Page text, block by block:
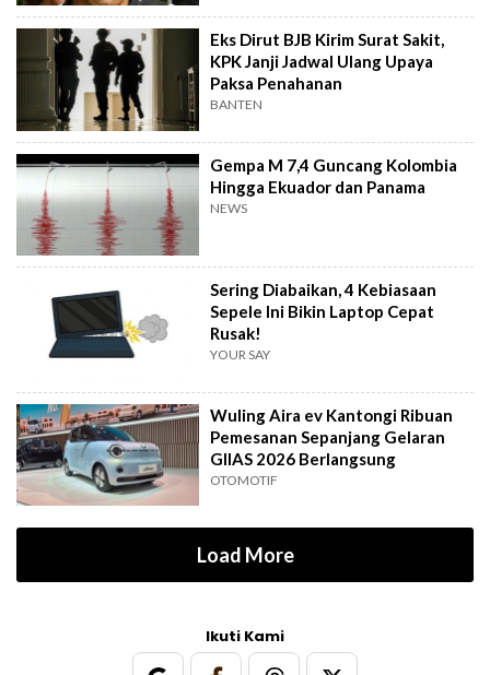
Eks Dirut BJB Kirim Surat Sakit,
KPK Janji Jadwal Ulang Upaya
Paksa Penahanan
BANTEN
Gempa M 7,4 Guncang Kolombia
Hingga Ekuador dan Panama
NEWS
Sering Diabaikan, 4 Kebiasaan
Sepele Ini Bikin Laptop Cepat
Rusak!
YOUR SAY
Wuling Aira ev Kantongi Ribuan
Pemesanan Sepanjang Gelaran
GIIAS 2026 Berlangsung
OTOMOTIF
Load More
Ikuti Kami